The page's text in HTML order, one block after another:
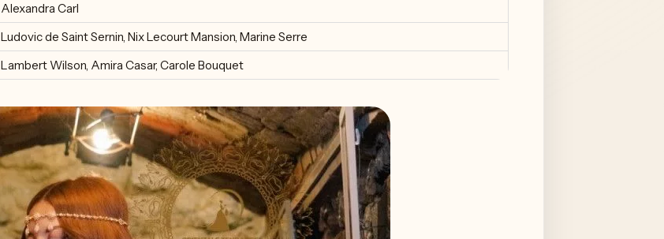
Alexandra Carl
Ludovic de Saint Sernin, Nix Lecourt Mansion, Marine Serre
Lambert Wilson, Amira Casar, Carole Bouquet